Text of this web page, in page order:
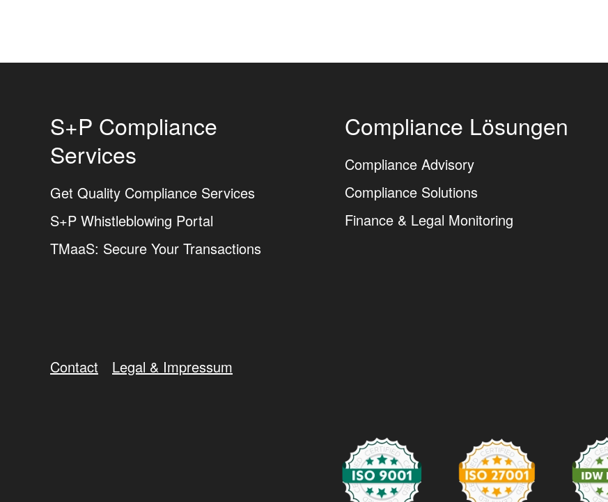
S+P Compliance
Services
Get Quality Compliance Services
S+P Whistleblowing Portal
TMaaS: Secure Your Transactions
Compliance Lösungen
Compliance Advisory
Compliance Solutions
Finance & Legal Monitoring
Contact Legal & Impressum